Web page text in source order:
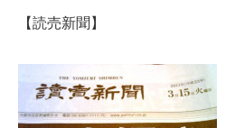
【読売新聞】